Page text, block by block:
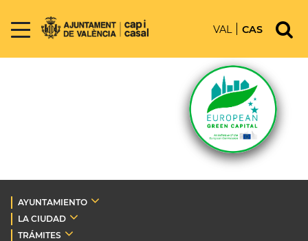
VAL CAS
AYUNTAMIENTO
LA CIUDAD
TRÁMITES